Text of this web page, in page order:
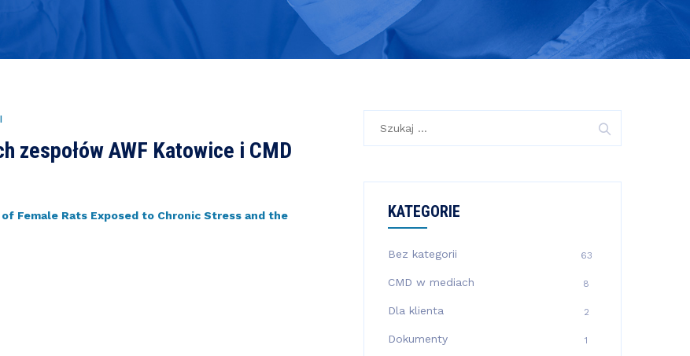
zespołów AWF Katowice i CMD
Female Rats Exposed to Chronic Stress and the
KATEGORIE
Bez kategorii 63
CMD w mediach 8
Dla klienta 2
Dokumenty 1